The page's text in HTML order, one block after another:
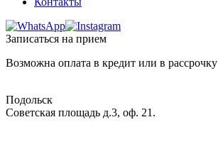
Записаться на прием
Возможна оплата в кредит или в рассрочку
Подольск
Советская площадь д.3, оф. 21.